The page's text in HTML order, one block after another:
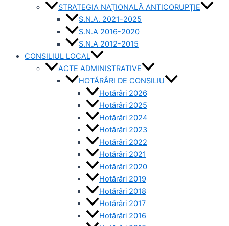
STRATEGIA NAȚIONALĂ ANTICORUPȚIE
S.N.A. 2021-2025
S.N.A 2016-2020
S.N.A 2012-2015
CONSILIUL LOCAL
ACTE ADMINISTRATIVE
HOTĂRÂRI DE CONSILIU
Hotărâri 2026
Hotărâri 2025
Hotărâri 2024
Hotărâri 2023
Hotărâri 2022
Hotărâri 2021
Hotărâri 2020
Hotărâri 2019
Hotărâri 2018
Hotărâri 2017
Hotărâri 2016